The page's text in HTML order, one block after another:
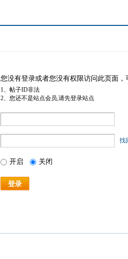
您没有登录或者您没有权限访问此页面
1、帖子ID非法
2、您还不是站点会员,请先登录站点
找
开启 关闭
登录